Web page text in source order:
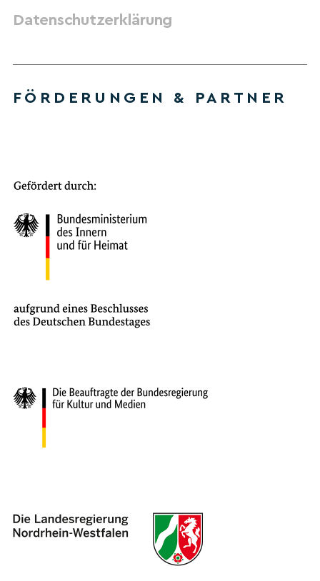
Datenschutzerklärung
FÖRDERUNGEN & PARTNER